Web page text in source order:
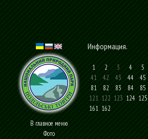
В главное меню
Фото
Информация.
1
2 3 4 5
41 42 43 44 45
81
82 83 84 85
121122123124 125
161 162